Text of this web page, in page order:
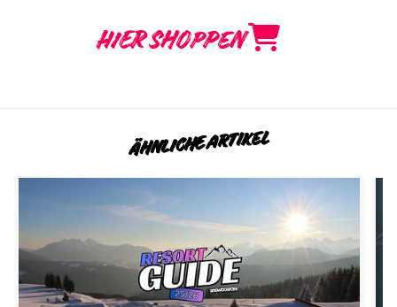
HIER SHOPPEN
ÄHNLICHE ARTIKEL